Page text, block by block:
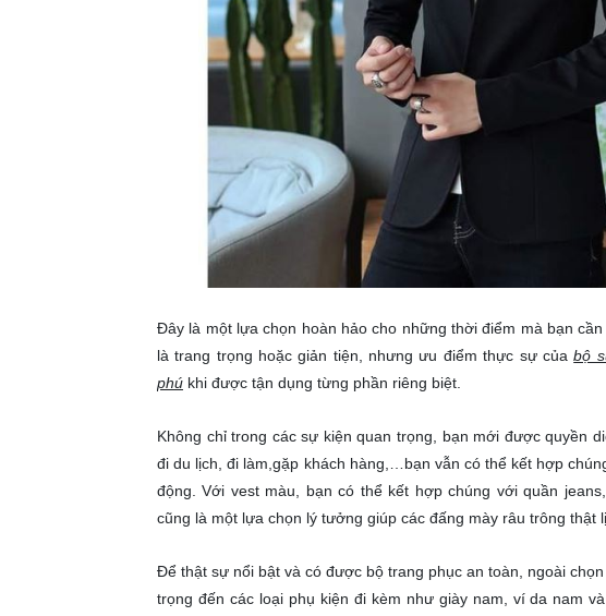
Đây là một lựa chọn hoàn hảo cho những thời điểm mà bạn
là trang trọng hoặc giản tiện, nhưng ưu điểm thực sự củabộ
phú khi được tận dụng từng phần riêng biệt.
Không chỉ trong các sự kiện quan trọng, bạn mới được quyền
đi du lịch, đi làm,gặp khách hàng,…bạn vẫn có thể kết hợp
động. Với vest màu, bạn có thể kết hợp chúng với quần
cũng là một lựa chọn lý tưởng giúp các đấng mày râu trông thật
Để thật sự nổi bật và có được bộ trang phục an toàn, ngoài chọn
trọng đến các loại phụ kiện đi kèm như giày nam, ví da nam